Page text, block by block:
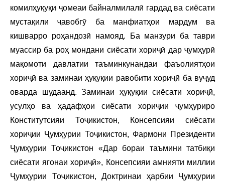
комилҳуқуқи ҷомеаи байналмилалӣ гардад ва сиёсати
мустақили ҷавобгӯ ба манфиатҳои мардум ва
кишварро роҳандозӣ намояд. Ба манзури ба таври
муассир ба роҳ мондани сиёсати хориҷӣ дар ҷумҳурӣ
мақомоти давлатии таъминкунандаи фаъолиятҳои
хориҷӣ ва заминаи ҳуқуқии равобити хориҷӣ ба вуҷуд
оварда шудаанд. Заминаи ҳуқуқии сиёсати хориҷӣ,
усулҳо ва ҳадафҳои сиёсати хориҷии ҷумҳуриро
Конститутсияи Тоҷикистон, Консепсияи сиёсати
хориҷии Ҷумҳурии Тоҷикистон, Фармони Президенти
Ҷумҳурии Тоҷикистон «Дар бораи таъмини татбиқи
сиёсати ягонаи хориҷӣ», Консепсияи амнияти миллии
Ҷумҳурии Тоҷикистон, Доктринаи ҳарбии Ҷумҳурии